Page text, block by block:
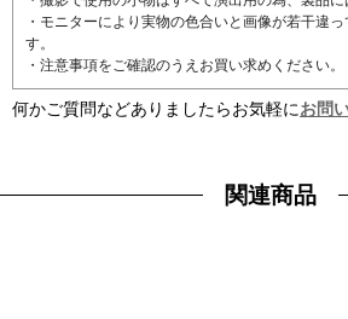
・モニターにより実物の色合いと画像が若干違
す。
・注意事項をご確認のうえお買い求めください。
何かご質問などありましたらお気軽にお問
関連商品